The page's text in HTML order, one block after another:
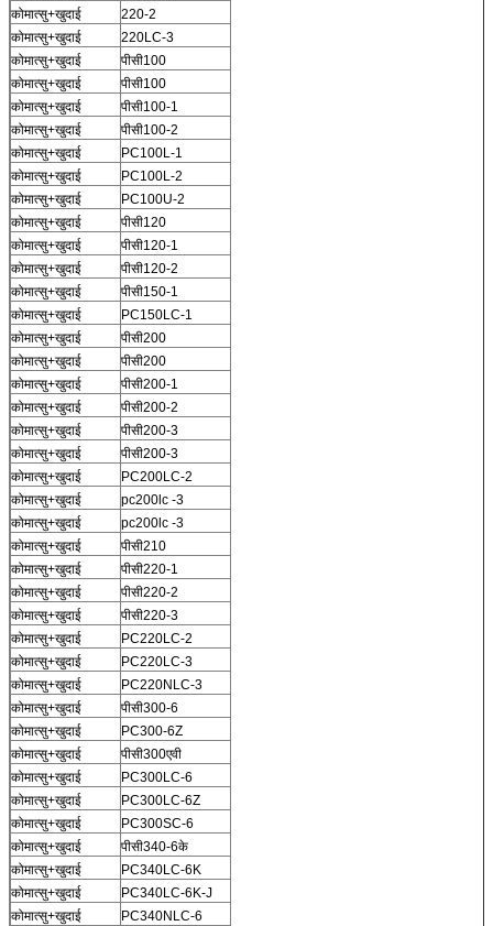
कोमात्सु+खुदाई
220-2
कोमात्सु+खुदाई
220LC-3
कोमात्सु+खुदाई
पीसी100
कोमात्सु+खुदाई
पीसी100
कोमात्सु+खुदाई
पीसी100-1
कोमात्सु+खुदाई
पीसी100-2
कोमात्सु+खुदाई
PC100L-1
कोमात्सु+खुदाई
PC100L-2
कोमात्सु+खुदाई
PC100U-2
कोमात्सु+खुदाई
पीसी120
कोमात्सु+खुदाई
पीसी120-1
कोमात्सु+खुदाई
पीसी120-2
कोमात्सु+खुदाई
पीसी150-1
कोमात्सु+खुदाई
PC150LC-1
कोमात्सु+खुदाई
पीसी200
कोमात्सु+खुदाई
पीसी200
कोमात्सु+खुदाई
पीसी200-1
कोमात्सु+खुदाई
पीसी200-2
कोमात्सु+खुदाई
पीसी200-3
कोमात्सु+खुदाई
पीसी200-3
कोमात्सु+खुदाई
PC200LC-2
कोमात्सु+खुदाई
pc200lc -3
कोमात्सु+खुदाई
pc200lc -3
कोमात्सु+खुदाई
पीसी210
कोमात्सु+खुदाई
पीसी220-1
कोमात्सु+खुदाई
पीसी220-2
कोमात्सु+खुदाई
पीसी220-3
कोमात्सु+खुदाई
PC220LC-2
कोमात्सु+खुदाई
PC220LC-3
कोमात्सु+खुदाई
PC220NLC-3
कोमात्सु+खुदाई
पीसी300-6
कोमात्सु+खुदाई
PC300-6Z
कोमात्सु+खुदाई
पीसी300एवी
कोमात्सु+खुदाई
PC300LC-6
कोमात्सु+खुदाई
PC300LC-6Z
कोमात्सु+खुदाई
PC300SC-6
कोमात्सु+खुदाई
पीसी340-6के
कोमात्सु+खुदाई
PC340LC-6K
कोमात्सु+खुदाई
PC340LC-6K-J
कोमात्सु+खुदाई
PC340NLC-6